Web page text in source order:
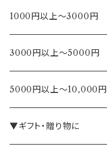
1000円以上～3000円
3000円以上～5000円
5000円以上～10,000円
▼ギフト・贈り物に